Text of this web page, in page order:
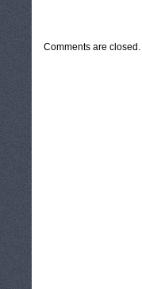
Comments are closed.